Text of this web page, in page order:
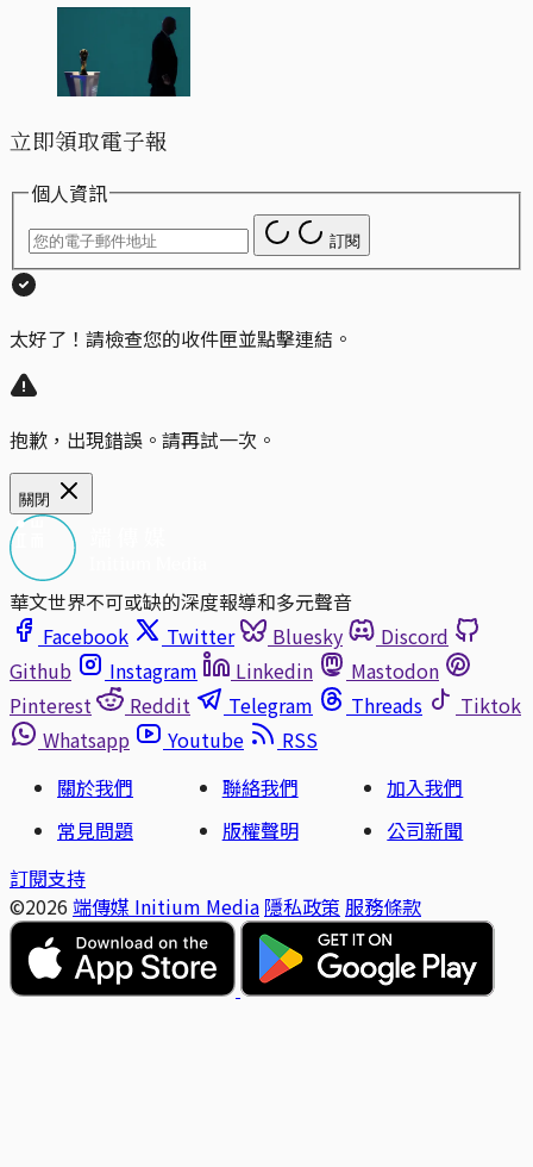
立即領取電子報
個人資訊
訂閱
太好了！請檢查您的收件匣並點擊連結。
抱歉，出現錯誤。請再試一次。
關閉
華文世界不可或缺的深度報導和多元聲音
Facebook
Twitter Bluesky
Discord
Github
Instagram Linkedin
Mastodon
Pinterest
Reddit Telegram Threads
Tiktok
Whatsapp
Youtube
RSS
關於我們
聯絡我們
加入我們
常見問題
版權聲明
公司新聞
訂閱支持
©2026 端傳媒 Initium Media 隱私政策 服務條款